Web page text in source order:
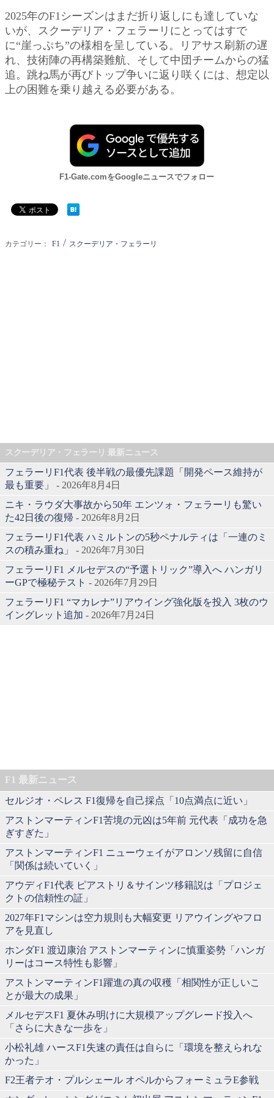
2025年のF1シーズンはまだ折り返しにも達していな
いが、スクーデリア・フェラーリにとってはすで
に“崖っぷち”の様相を呈している。リアサス刷新の遅
れ、技術陣の再構築難航、そして中団チームからの猛
追。跳ね馬が再びトップ争いに返り咲くには、想定以
上の困難を乗り越える必要がある。
F1-Gate.comをGoogleニュースでフォロー
カテゴリー： F1 / スクーデリア・フェラーリ
スクーデリア・フェラーリ 最新ニュース
フェラーリF1代表 後半戦の最優先課題「開発ペース維持が
最も重要」
- 2026年8月4日
ニキ・ラウダ大事故から50年 エンツォ・フェラーリも驚い
た42日後の復帰 - 2026年8月2日
フェラーリF1代表 ハミルトンの5秒ペナルティは「一連のミ
スの積み重ね」
- 2026年7月30日
フェラーリF1 メルセデスの“予選トリック”導入へ ハンガリ
ーGPで極秘テスト - 2026年7月29日
フェラーリF1 “マカレナ”リアウイング強化版を投入 3枚のウ
イングレット追加 - 2026年7月24日
F1 最新ニュース
セルジオ・ペレス F1復帰を自己採点「10点満点に近い」
アストンマーティンF1苦境の元凶は5年前 元代表「成功を急
ぎすぎた」
アストンマーティンF1 ニューウェイがアロンソ残留に自信
「関係は続いていく」
アウディF1代表 ピアストリ＆サインツ移籍説は「プロジェ
クトの信頼性の証」
2027年F1マシンは空力規則も大幅変更 リアウイングやフロ
アを見直し
ホンダF1 渡辺康治 アストンマーティンに慎重姿勢「ハンガ
リーはコース特性も影響」
アストンマーティンF1躍進の真の収穫「相関性が正しいこ
とが最大の成果」
メルセデスF1 夏休み明けに大規模アップグレード投入へ
「さらに大きな一歩を」
小松礼雄 ハースF1失速の責任は自らに「環境を整えられな
かった」
F2王者テオ・プルシェール オペルからフォーミュラE参戦